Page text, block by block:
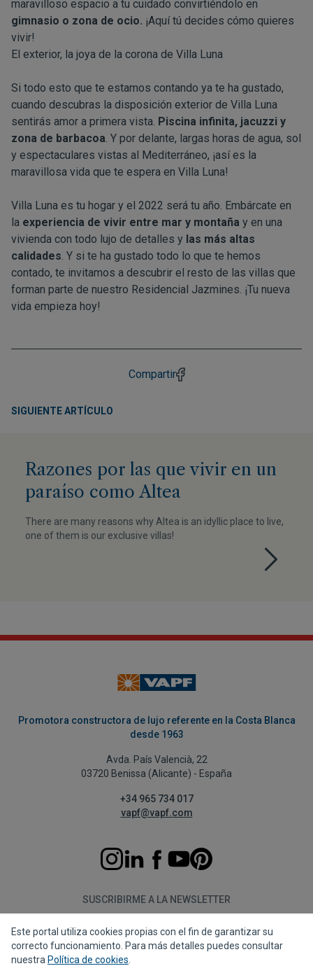
maravilloso espacio a tu cuidado convirtiéndolo en
gimnasio o zona de ocio. ¡Aquí tú decides cómo quieres
vivir!
El exterior, la joya de la corona de Villa Luna
Si todo esto que te estamos contando ya te ha gustado,
cuando descubras la disposición exterior de Villa Luna
sentirás amor a primera vista. Piscina infinita, jacuzzi y
zona de barbacoa. Y por delante, largas horas de agua, sol
y espectaculares vistas al Mediterráneo, ¡así es la
maravillosa vida que te espera en Villa Luna!
Villa Luna es tu hogar y el 2022 será tu año. Embárcate en
la experiencia de vivir entre mar y montaña y en una
vivienda con todo lujo de detalles y las más altas
calidades. Y si te ha gustado todo lo que te hemos
contado, te invitamos a descubrir el resto de las villas que
forman parte de nuestro Residencial Jazmines. ¡Tu nueva
vida empieza hoy!
Compartir
SIGUIENTE ARTÍCULO
Razones por las que vivir en un
paraíso como Altea
There are many reasons why Altea is an idyllic place to live,
one of them is our exclusive villas!
Promotora constructora de lujo referente en la Costa Blanca
desde 1963
Avda. País Valencià, 22
03720 Benissa (Alicante) - España
+34 965 734 017
vapf@vapf.com
SUSCRIBIRME A LA NEWSLETTER
Suscribirme
Este portal utiliza cookies propias con el fin de garantizar su
correcto funcionamiento. Para más detalles puedes consultar
nuestra Política de cookies